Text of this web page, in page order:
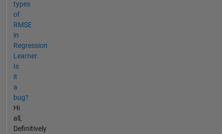
types
of
RMSE
in
Regression
Learner.
Is
it
a
bug?
Hi
all,
Definitively